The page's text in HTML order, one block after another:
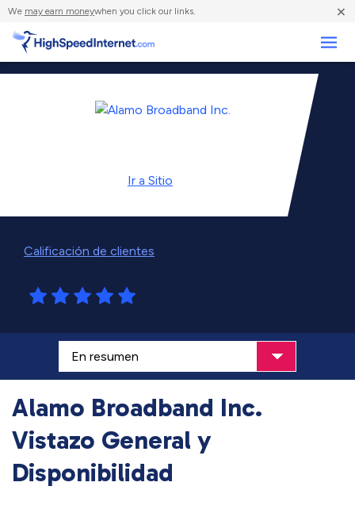
We may earn moneywhen you click our links. ×
Ir a Sitio
Calificación de clientes
Alamo Broadband Inc.
Vistazo General y
Disponibilidad